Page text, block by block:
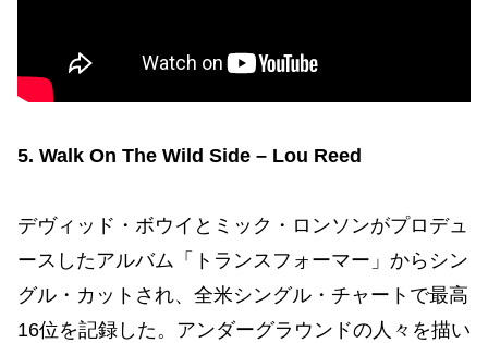
5. Walk On The Wild Side – Lou Reed
デヴィッド・ボウイとミック・ロンソンがプロデュ
ースしたアルバム「トランスフォーマー」からシン
グル・カットされ、全米シングル・チャートで最高
16位を記録した。アンダーグラウンドの人々を描い